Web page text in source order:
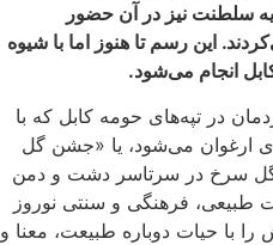
سلطنت نیز در آن حضور
این رسم تا هنوز اما با شیوه
انجام می‌شود.
در تپه‌های حومه کابل که با
ارغوان می‌شود، یا «جشن گل
گل سرخ در سرتاسر دشت و دمن
طبیعی، فرهنگی و سنتی نوروز
را با حیات دوباره طبیعت، معنا و